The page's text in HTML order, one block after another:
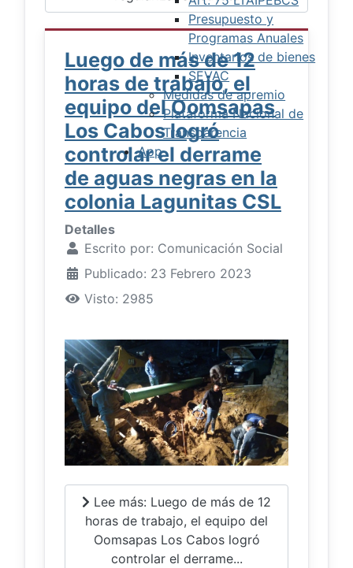
Presupuesto y
Programas Anuales
Inventarios de bienes
SEVAC
Medidas de apremio
Plataforma Nacional de
Transparencia
App
Luego de más de 12
horas de trabajo, el
equipo del Oomsapas
Los Cabos logró
controlar el derrame
de aguas negras en la
colonia Lagunitas CSL
Detalles
Escrito por: Comunicación Social
Publicado: 23 Febrero 2023
Visto: 2985
Lee más: Luego de más de 12
horas de trabajo, el equipo del
Oomsapas Los Cabos logró
controlar el derrame...